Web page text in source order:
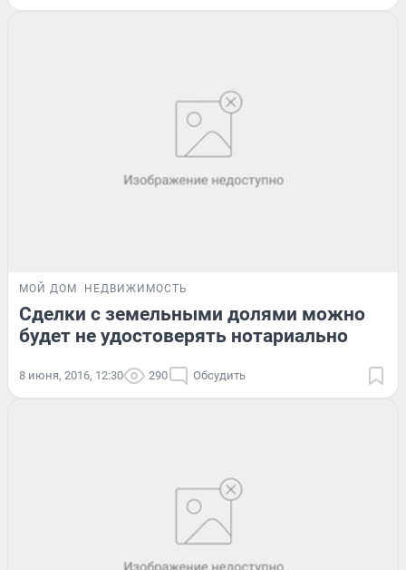
МОЙ ДОМ НЕДВИЖИМОСТЬ
Сделки с земельными долями можно
будет не удостоверять нотариально
8 июня, 2016, 12:30 290 Обсудить